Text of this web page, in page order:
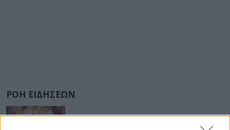
ΡΟΗ ΕΙΔΗΣΕΩΝ